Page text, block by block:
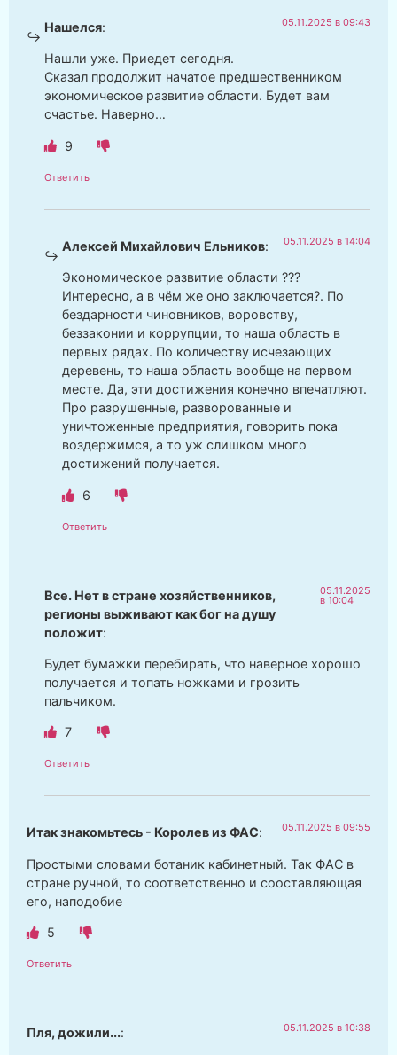
Нашелся: 05.11.2025 в 09:43
Нашли уже. Приедет сегодня.
Сказал продолжит начатое предшественником
экономическое развитие области. Будет вам
счастье. Наверно…
9
Ответить
Алексей Михайлович Ельников: 05.11.2025 в 14:04
Экономическое развитие области ???
Интересно, а в чём же оно заключается?. По
бездарности чиновников, воровству,
беззаконии и коррупции, то наша область в
первых рядах. По количеству исчезающих
деревень, то наша область вообще на первом
месте. Да, эти достижения конечно впечатляют.
Про разрушенные, разворованные и
уничтоженные предприятия, говорить пока
воздержимся, а то уж слишком много
достижений получается.
6
Ответить
Все. Нет в стране хозяйственников,
регионы выживают как бог на душу
положит:
05.11.2025
в 10:04
Будет бумажки перебирать, что наверное хорошо
получается и топать ножками и грозить
пальчиком.
7
Ответить
Итак знакомьтесь - Королев из ФАС: 05.11.2025 в 09:55
Простыми словами ботаник кабинетный. Так ФАС в
стране ручной, то соответственно и сооставляющая
его, наподобие
5
Ответить
Пля, дожили...: 05.11.2025 в 10:38